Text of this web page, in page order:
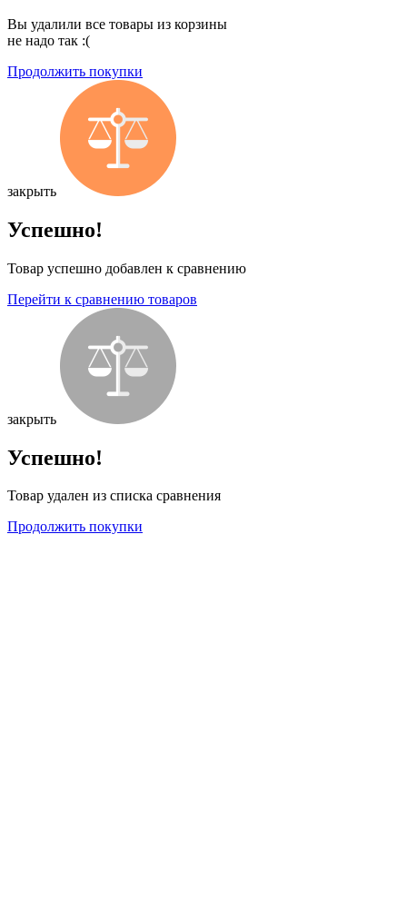
Вы удалили все товары из корзины
не надо так :(
Продолжить покупки
закрыть
Успешно!
Товар успешно добавлен к сравнению
Перейти к сравнению товаров
закрыть
Успешно!
Товар удален из списка сравнения
Продолжить покупки